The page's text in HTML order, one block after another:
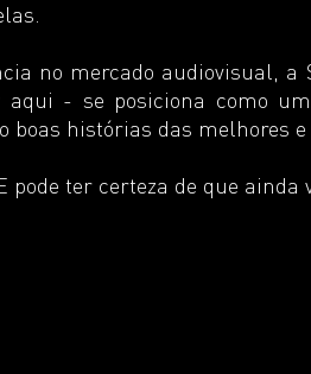
no mercado audiovisual, a
- se posiciona como
histórias das melhores
pode ter certeza de que